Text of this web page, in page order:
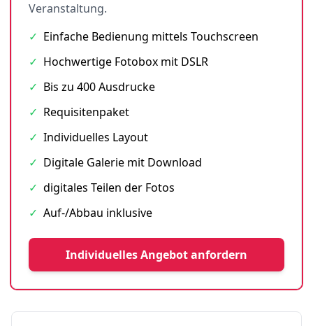
Veranstaltung.
✓ Einfache Bedienung mittels Touchscreen
✓ Hochwertige Fotobox mit DSLR
✓ Bis zu 400 Ausdrucke
✓ Requisitenpaket
✓ Individuelles Layout
✓ Digitale Galerie mit Download
✓ digitales Teilen der Fotos
✓ Auf-/Abbau inklusive
Individuelles Angebot anfordern